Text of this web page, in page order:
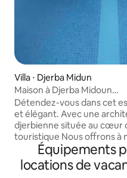
Villa ⋅ Djerba Midun
Maison à Djerba Midoun
méditerranéenne
Détendez-vous dans cet
et élégant. Avec une
djerbienne située au cœur
touristique Nous offrons à nos hôtes un
endroit calme pour des
minutes de la plage, une
avec coin barbecue Nous
Équipements
locations de